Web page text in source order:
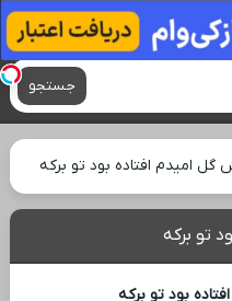
آهنگ های جدید
جستجو
امیدم افتاده بود تو برکه
تو برکه
بود تو برکه